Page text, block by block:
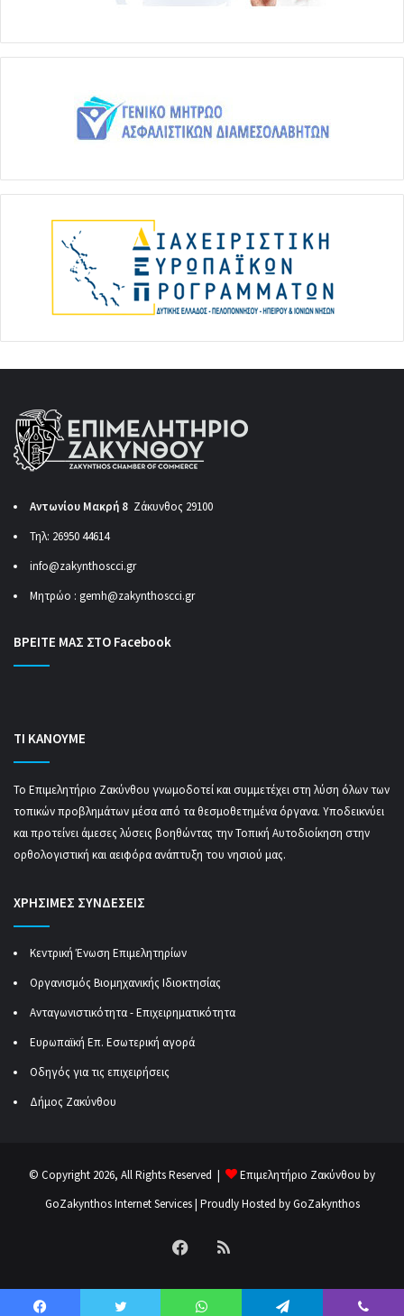
Αντωνίου Μακρή 8 Ζάκυνθος 29100
Τηλ: 26950 44614
info@zakynthoscci.gr
Μητρώο : gemh@zakynthoscci.gr
ΒΡΕΙΤΕ ΜΑΣ ΣΤΟ Facebook
ΤΙ ΚΑΝΟΥΜΕ
Το Επιμελητήριο Ζακύνθου γνωμοδοτεί και συμμετέχει στη λύση όλων των
τοπικών προβλημάτων μέσα από τα θεσμοθετημένα όργανα. Υποδεικνύει
και προτείνει άμεσες λύσεις βοηθώντας την Τοπική Αυτοδιοίκηση στην
ορθολογιστική και αειφόρα ανάπτυξη του νησιού μας.
ΧΡΗΣΙΜΕΣ ΣΥΝΔΕΣΕΙΣ
Κεντρική Ένωση Επιμελητηρίων
Οργανισμός Βιομηχανικής Ιδιοκτησίας
Ανταγωνιστικότητα - Επιχειρηματικότητα
Ευρωπαϊκή Επ. Εσωτερική αγορά
Οδηγός για τις επιχειρήσεις
Δήμος Ζακύνθου
© Copyright 2026, All Rights Reserved |
Επιμελητήριο Ζακύνθου by
GoZakynthos Internet Services| Proudly Hosted byGoZakynthos
Facebook